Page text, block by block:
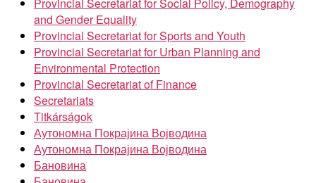
and Gender Equality
Provincial Secretariat for Sports and Youth
Provincial Secretariat for Urban Planning and
Environmental Protection
Provincial Secretariat of Finance
Secretariats
Titkárságok
Аутономна Покрајина Војводина
Аутономна Покрајина Војводина
Бановина